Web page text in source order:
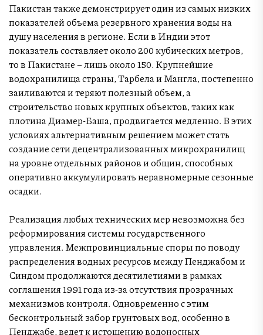
Пакистан также демонстрирует один из самых низких
показателей объема резервного хранения воды на
душу населения в регионе. Если в Индии этот
показатель составляет около 200 кубических метров,
то в Пакистане – лишь около 150. Крупнейшие
водохранилища страны, Тарбела и Мангла, постепенно
заиливаются и теряют полезный объем, а
строительство новых крупных объектов, таких как
плотина Диамер-Баша, продвигается медленно. В этих
условиях альтернативным решением может стать
создание сети децентрализованных микрохранилищ
на уровне отдельных районов и общин, способных
оперативно аккумулировать неравномерные сезонные
осадки.
Реализация любых технических мер невозможна без
реформирования системы государственного
управления. Межпровинциальные споры по поводу
распределения водных ресурсов между Пенджабом и
Синдом продолжаются десятилетиями в рамках
соглашения 1991 года из-за отсутствия прозрачных
механизмов контроля. Одновременно с этим
бесконтрольный забор грунтовых вод, особенно в
Пенджабе, ведет к истощению водоносных